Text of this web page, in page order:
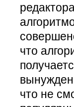
что
что не